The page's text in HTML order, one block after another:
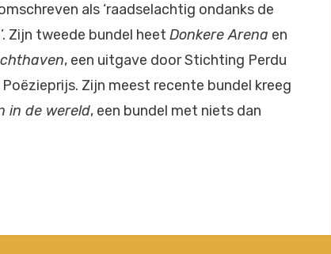
als ‘raadselachtig ondanks de
Zijn tweede bundel heet Donkere Arena en
, een uitgave door Stichting Perdu
Zijn meest recente bundel kreeg
in de wereld, een bundel met niets dan